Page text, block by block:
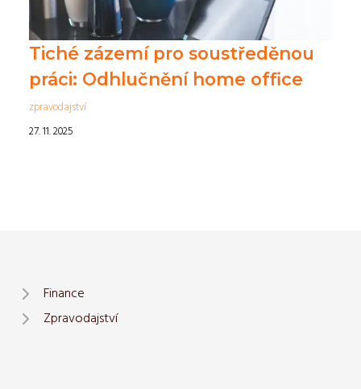
Tiché zázemí pro soustředěnou
práci: Odhlučnění home office
zpravodajství
27. 11. 2025
Finance
Zpravodajství